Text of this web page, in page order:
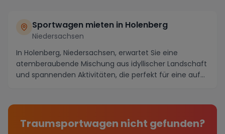
Sportwagen mieten in Holenberg
Niedersachsen
In Holenberg, Niedersachsen, erwartet Sie eine
atemberaubende Mischung aus idyllischer Landschaft
und spannenden Aktivitäten, die perfekt für eine auf...
Traumsportwagen nicht gefunden?